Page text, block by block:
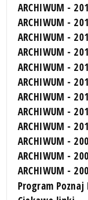
ARCHIWUM -
ARCHIWUM -
ARCHIWUM -
ARCHIWUM -
ARCHIWUM -
ARCHIWUM -
ARCHIWUM -
ARCHIWUM -
ARCHIWUM -
ARCHIWUM -
ARCHIWUM -
ARCHIWUM -
Program Poznaj